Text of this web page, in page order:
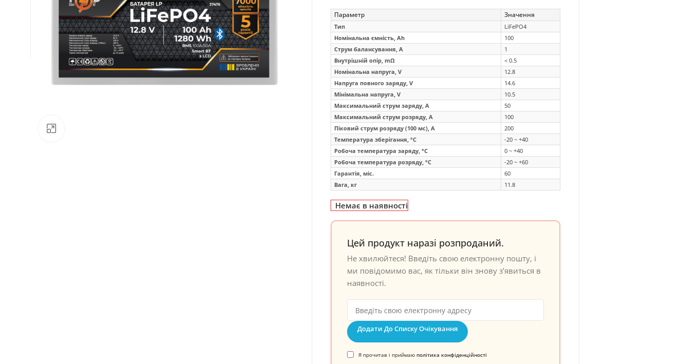
Параметр Значення
Тип
LiFePO4
Номінальна ємність, Ah
100
Струм балансування, A
1
Внутрішній опір, mΩ
< 0.5
Номінальна напруга, V
12.8
Напруга повного заряду, V
14.6
Мінімальна напруга, V
10.5
Максимальний струм заряду, A
50
Максимальний струм розряду, A
100
Піковий струм розряду (100 мс), A
200
Температура зберігання, °C
-20 ~ +40
Робоча температура заряду, °C
0 ~ +40
Робоча температура розряду, °C
-20 ~ +60
Гарантія, міс.
60
Вага, кг
11.8
Немає в наявності
Цей продукт наразі розпроданий.
Не хвилюйтеся! Введіть свою електронну пошту, і
ми повідомимо вас, як тільки він знову з’явиться в
наявності.
Додати До Списку Очікування
Я прочитав і приймаю політика конфіденційності